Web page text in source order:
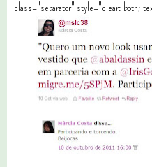
class="separator" style="clear: both;